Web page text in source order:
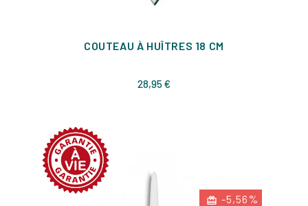
COUTEAU À HUÎTRES 18 CM
28,95 €
-5,56%